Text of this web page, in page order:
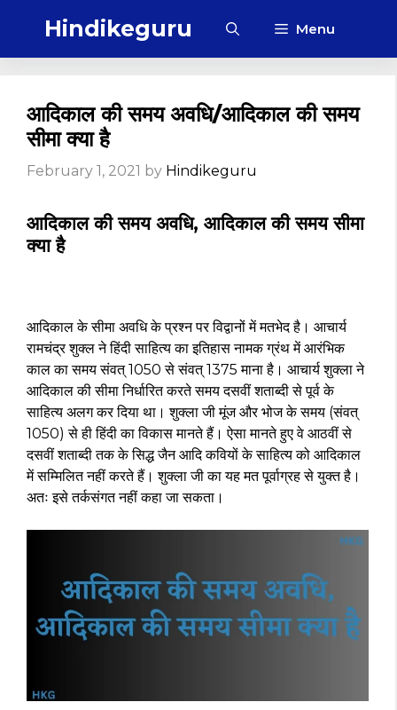
Hindikeguru Menu
आदिकाल की समय अवधि/आदिकाल की समय
सीमा क्या है
February 1, 2021 by Hindikeguru
आदिकाल की समय अवधि, आदिकाल की समय सीमा
क्या है
आदिकाल के सीमा अवधि के प्रश्न पर विद्वानों में मतभेद है। आचार्य
रामचंद्र शुक्ल ने हिंदी साहित्य का इतिहास नामक ग्रंथ में आरंभिक
काल का समय संवत् 1050 से संवत् 1375 माना है। आचार्य शुक्ला ने
आदिकाल की सीमा निर्धारित करते समय दसवीं शताब्दी से पूर्व के
साहित्य अलग कर दिया था। शुक्ला जी मूंज और भोज के समय (संवत्
1050) से ही हिंदी का विकास मानते हैं। ऐसा मानते हुए वे आठवीं से
दसवीं शताब्दी तक के सिद्ध जैन आदि कवियों के साहित्य को आदिकाल
में सम्मिलित नहीं करते हैं। शुक्ला जी का यह मत पूर्वाग्रह से युक्त है।
अतः इसे तर्कसंगत नहीं कहा जा सकता।